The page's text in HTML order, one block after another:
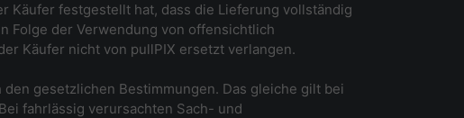
Käufer festgestellt hat, dass die Lieferung vollständig
Folge der Verwendung von offensichtlich
Käufer nicht von pullPIX ersetzt verlangen.
gesetzlichen Bestimmungen. Das gleiche gilt bei
fahrlässig verursachten Sach- und